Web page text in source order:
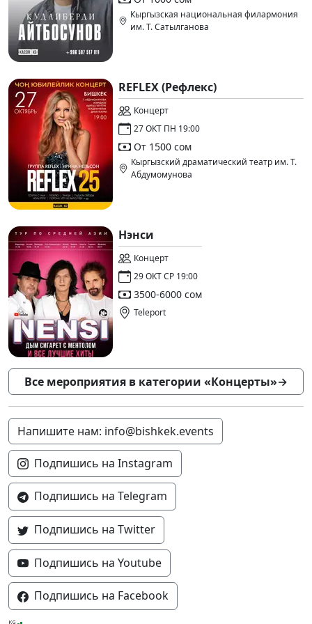
Кыргызская национальная филармония
им. Т. Сатылганова
REFLEX (Рефлекс)
Концерт
27 ОКТ ПН 19:00
От 1500 сом
Кыргызский драматический театр им. Т.
Абдумомунова
Нэнси
Концерт
29 ОКТ СР 19:00
3500-6000 сом
Teleport
Все мероприятия в категории «Концерты»→
Напишите нам: info@bishkek.events
Подпишись на Instagram
Подпишись на Telegram
Подпишись на Twitter
Подпишись на Youtube
Подпишись на Facebook